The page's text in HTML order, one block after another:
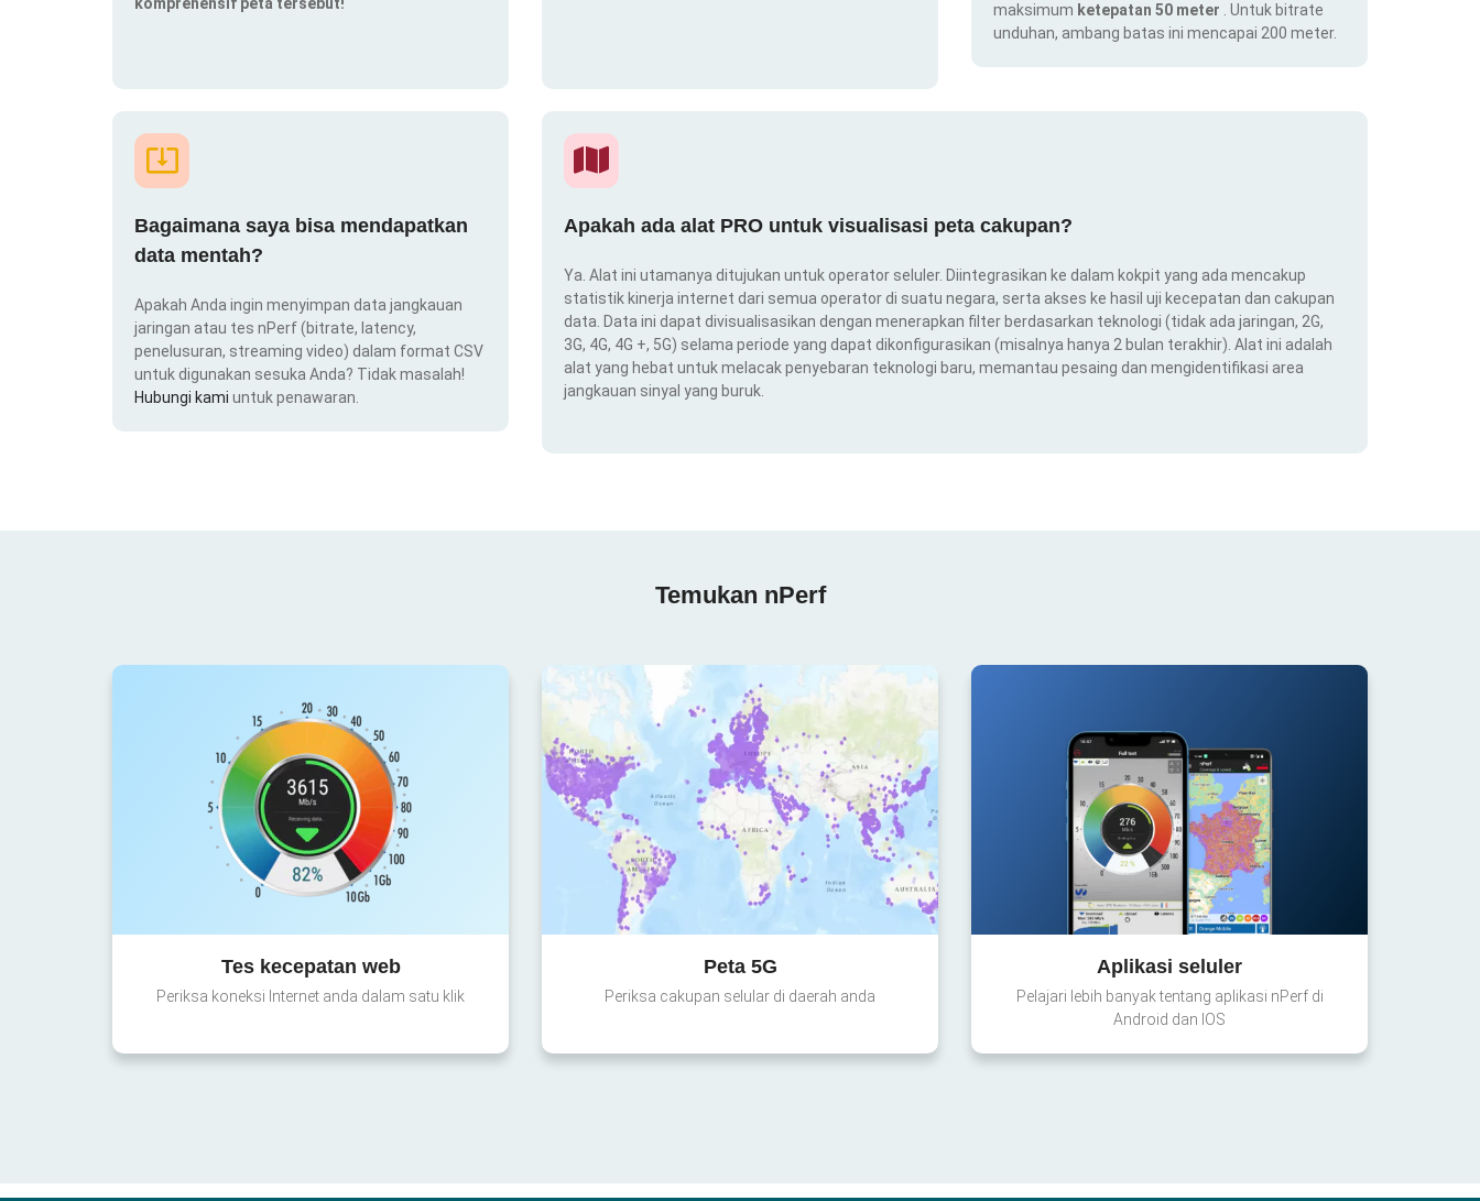
maksimum ketepatan 50 meter
. Untuk bitrate
unduhan, ambang batas ini mencapai 200 meter.
Bagaimana saya bisa mendapatkan
data mentah?
Apakah Anda ingin menyimpan data jangkauan
jaringan atau tes nPerf (bitrate, latency,
penelusuran, streaming video) dalam format CSV
untuk digunakan sesuka Anda? Tidak masalah!
Hubungi kami untuk penawaran.
Apakah ada alat PRO untuk visualisasi peta cakupan?
Ya. Alat ini utamanya ditujukan untuk operator seluler. Diintegrasikan ke dalam kokpit yang ada mencakup
statistik kinerja internet dari semua operator di suatu negara, serta akses ke hasil uji kecepatan dan cakupan
data. Data ini dapat divisualisasikan dengan menerapkan filter berdasarkan teknologi (tidak ada jaringan, 2G,
3G, 4G, 4G +, 5G) selama periode yang dapat dikonfigurasikan (misalnya hanya 2 bulan terakhir). Alat ini adalah
alat yang hebat untuk melacak penyebaran teknologi baru, memantau pesaing dan mengidentifikasi area
jangkauan sinyal yang buruk.
Temukan nPerf
Tes kecepatan web
Periksa koneksi Internet anda dalam satu klik
Peta 5G
Periksa cakupan selular di daerah anda
Aplikasi seluler
Pelajari lebih banyak tentang aplikasi nPerf di
Android dan IOS